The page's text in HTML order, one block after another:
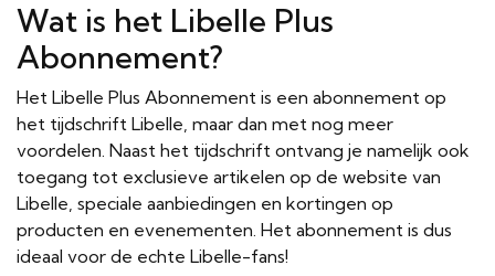
Wat is het Libelle Plus
Abonnement?
Het Libelle Plus Abonnement is een abonnement op
het tijdschrift Libelle, maar dan met nog meer
voordelen. Naast het tijdschrift ontvang je namelijk ook
toegang tot exclusieve artikelen op de website van
Libelle, speciale aanbiedingen en kortingen op
producten en evenementen. Het abonnement is dus
ideaal voor de echte Libelle-fans!